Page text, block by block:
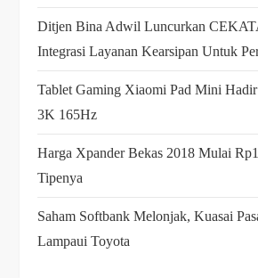
Ditjen Bina Adwil Luncurkan
Integrasi Layanan Kearsipan Untuk
Tablet Gaming Xiaomi Pad Mini
3K 165Hz
Harga Xpander Bekas 2018 Mulai
Tipenya
Saham Softbank Melonjak, Kuasai
Lampaui Toyota